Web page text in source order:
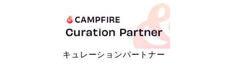
キュレーションパートナー